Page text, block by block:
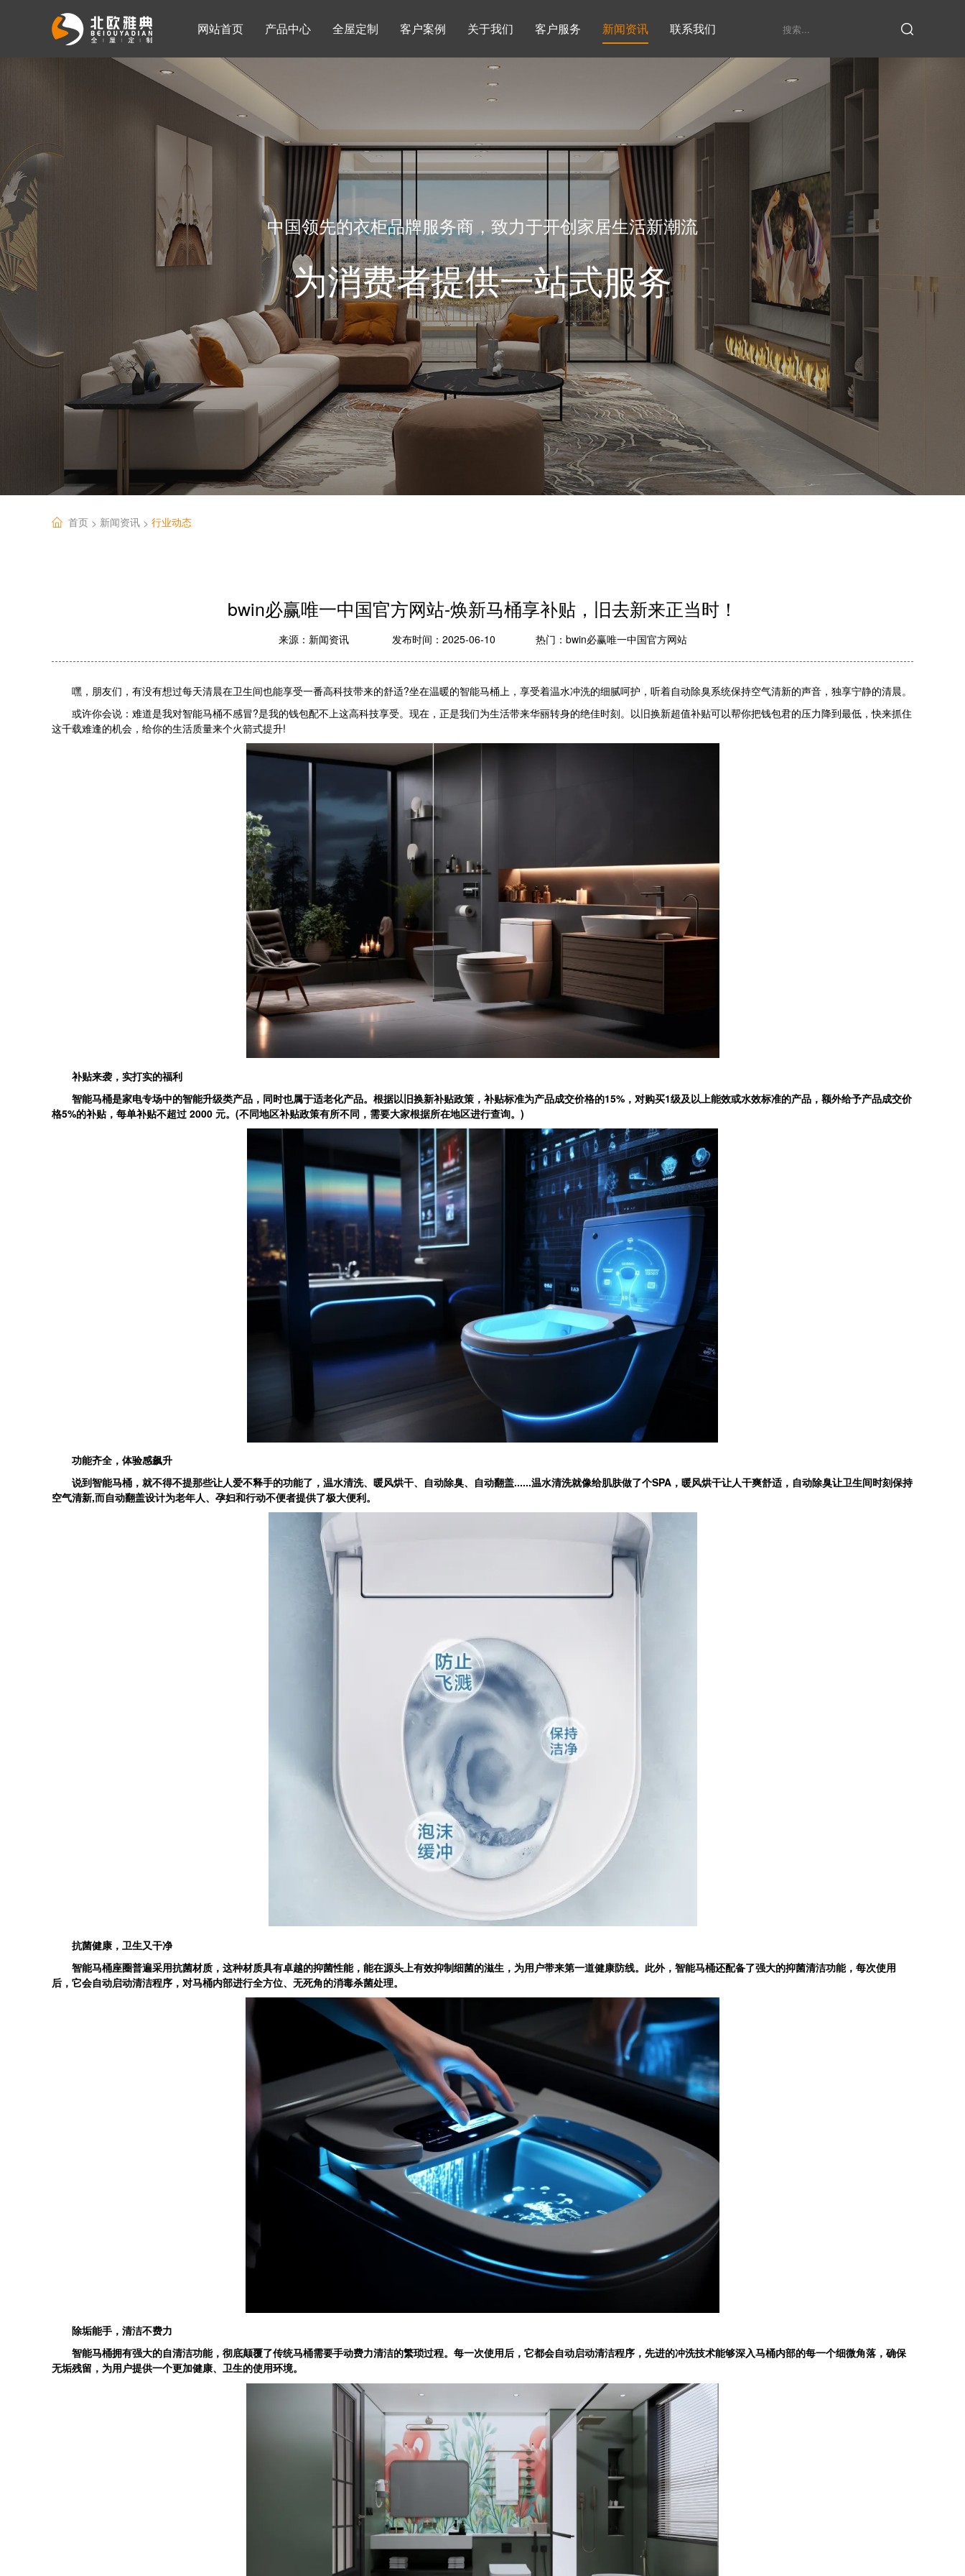
网站首页 产品中心
衣帽间
全屋定制 客户案例
书柜系列 酒柜系列 鞋柜系列 衣柜系列
关于我们
发展历程
客户服务 新闻资讯
家具定制厂家
联系我们
中国领先的衣柜品牌服务商，致力于开创家居生活新潮流
为消费者提供一站式服务
首页 > 新闻资讯 > 行业动态
bwin必赢唯一中国官方网站-焕新马桶享补贴，旧去新来正当时！
来源： 新闻资讯 发布时间：2025-06-10 热门： bwin必赢唯一中国官方网站
嘿，朋友们，有没有想过每天清晨在卫生间也能享受一番高科技带来的舒适?坐在温暖的智能马桶上，享受着温水冲洗的细腻呵护，听着自动除臭系统保持空气清新的声音，独享宁静的清晨。
或许你会说：难道是我对智能马桶不感冒?是我的钱包配不上这高科技享受。现在，正是我们为生活带来华丽转身的绝佳时刻。以旧换新超值补贴可以帮你把钱包君的压力降到最低，快来抓住
这千载难逢的机会，给你的生活质量来个火箭式提升!
补贴来袭，实打实的福利
智能马桶是家电专场中的智能升级类产品，同时也属于适老化产品。根据以旧换新补贴政策，补贴标准为产品成交价格的15%，对购买1级及以上能效或水效标准的产品，额外给予产品成交价
格5%的补贴，每单补贴不超过 2000 元。(不同地区补贴政策有所不同，需要大家根据所在地区进行查询。)
功能齐全，体验感飙升
说到智能马桶，就不得不提那些让人爱不释手的功能了，温水清洗、暖风烘干、自动除臭、自动翻盖......温水清洗就像给肌肤做了个SPA，暖风烘干让人干爽舒适，自动除臭让卫生间时刻保持
空气清新,而自动翻盖设计为老年人、孕妇和行动不便者提供了极大便利。
抗菌健康，卫生又干净
智能马桶座圈普遍采用抗菌材质，这种材质具有卓越的抑菌性能，能在源头上有效抑制细菌的滋生，为用户带来第一道健康防线。此外，智能马桶还配备了强大的抑菌清洁功能，每次使用
后，它会自动启动清洁程序，对马桶内部进行全方位、无死角的消毒杀菌处理。
除垢能手，清洁不费力
智能马桶拥有强大的自清洁功能，彻底颠覆了传统马桶需要手动费力清洁的繁琐过程。每一次使用后，它都会自动启动清洁程序，先进的冲洗技术能够深入马桶内部的每一个细微角落，确保
无垢残留，为用户提供一个更加健康、卫生的使用环境。